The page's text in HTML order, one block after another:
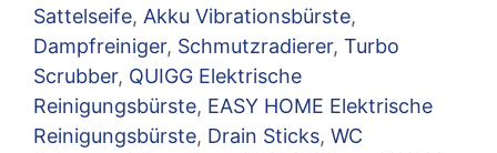
Sattelseife, Akku Vibrationsbürste,
Dampfreiniger, Schmutzradierer, Turbo
Scrubber, QUIGG Elektrische
Reinigungsbürste, EASY HOME Elektrische
Reinigungsbürste, Drain Sticks, WC